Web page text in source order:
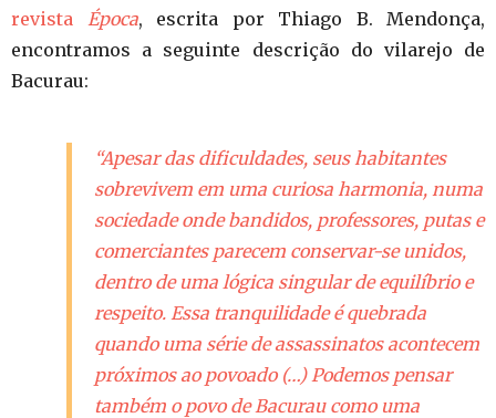
revista
Época, escrita por Thiago B. Mendonça,
encontramos a seguinte descrição do vilarejo de
Bacurau:
“Apesar das dificuldades, seus habitantes
sobrevivem em uma curiosa harmonia, numa
sociedade onde bandidos, professores, putas e
comerciantes parecem conservar-se unidos,
dentro de uma lógica singular de equilíbrio e
respeito. Essa tranquilidade é quebrada
quando uma série de assassinatos acontecem
próximos ao povoado (…) Podemos pensar
também o povo de Bacuraucomo uma